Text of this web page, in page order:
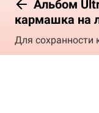
Альбом
кармашка на
Для сохранности